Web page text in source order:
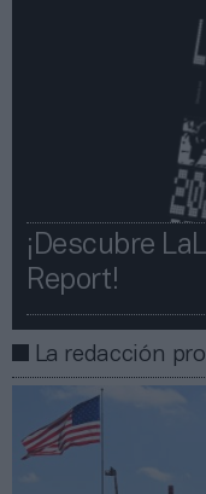
¡Descubre
Report!​​
La redacción